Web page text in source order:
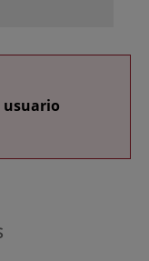
usuario